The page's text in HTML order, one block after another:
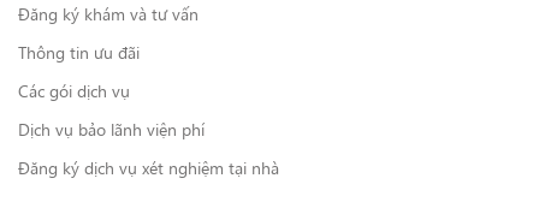
Đăng ký khám và tư vấn
Thông tin ưu đãi
Các gói dịch vụ
Dịch vụ bảo lãnh viện phí
Đăng ký dịch vụ xét nghiệm tại nhà